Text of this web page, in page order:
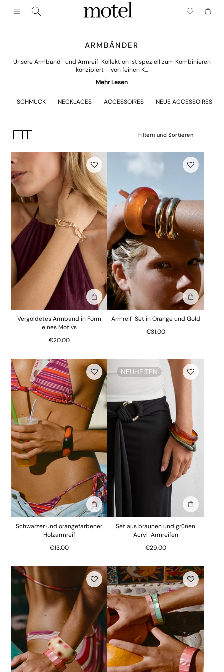
Menü
Schließen (esc) Wagen
ARMBÄNDER
Unsere Armband- und Armreif-Kollektion ist speziell zum Kombinieren
konzipiert – von feinen K...
Mehr Lesen
SCHMUCK NECKLACES ACCESSOIRES NEUE ACCESSOIRES
Filtern und Sortieren
In die Tasche stecken
Vergoldetes Armband in Form
eines Motivs
€20.00
In die
Armreif-Set in Orange und Gold
€31.00
In die Tasche stecken
Schwarzer und orangefarbener
Holzarmreif
€13.00
NEUHEITEN
In die
Set aus braunen und grünen
Acryl-Armreifen
€29.00